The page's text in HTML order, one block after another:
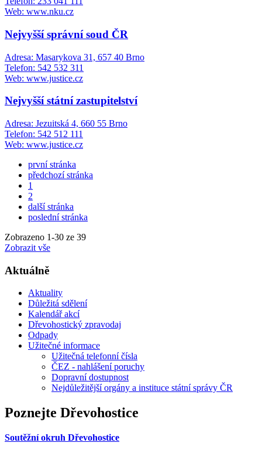
Web: www.nku.cz
Nejvyšší správní soud ČR
Adresa: Masarykova 31, 657 40 Brno
Telefon: 542 532 311
Web: www.justice.cz
Nejvyšší státní zastupitelství
Adresa: Jezuitská 4, 660 55 Brno
Telefon: 542 512 111
Web: www.justice.cz
první stránka
předchozí stránka
1
2
další stránka
poslední stránka
Zobrazeno 1-30 ze 39
Zobrazit vše
Aktuálně
Aktuality
Důležitá sdělení
Kalendář akcí
Dřevohostický zpravodaj
Odpady
Užitečné informace
Užitečná telefonní čísla
ČEZ - nahlášení poruchy
Dopravní dostupnost
Nejdůležitější orgány a instituce státní správy ČR
Poznejte Dřevohostice
Soutěžní okruh Dřevohostice